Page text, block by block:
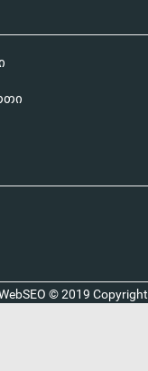
© 2019 Copyright